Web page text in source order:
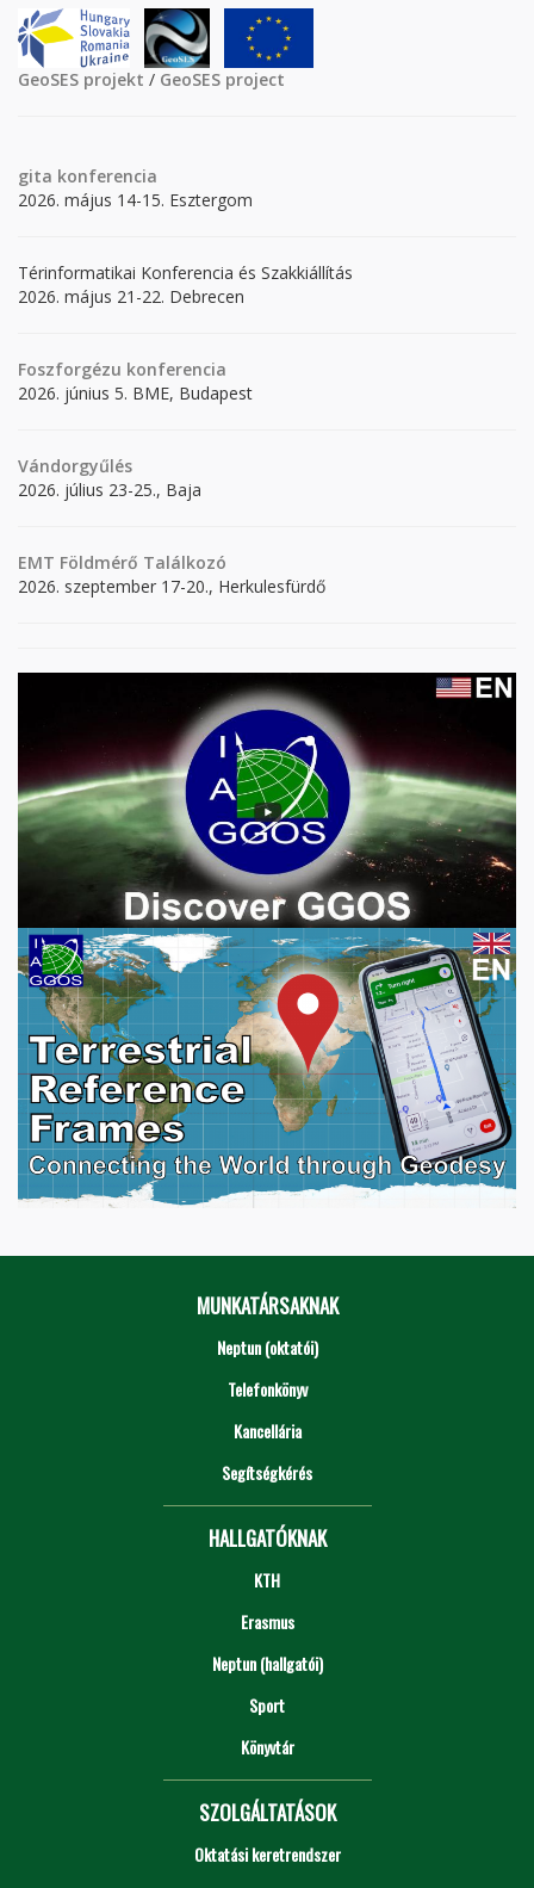
GeoSES projekt / GeoSES project
gita konferencia
2026. május 14-15. Esztergom
Térinformatikai Konferencia és Szakkiállítás
2026. május 21-22. Debrecen
Foszforgézu konferencia
2026. június 5. BME, Budapest
Vándorgyűlés
2026. július 23-25., Baja
EMT Földmérő Találkozó
2026. szeptember 17-20., Herkulesfürdő
MUNKATÁRSAKNAK
Neptun (oktatói)
Telefonkönyv
Kancellária
Segítségkérés
HALLGATÓKNAK
KTH
Erasmus
Neptun (hallgatói)
Sport
Könyvtár
SZOLGÁLTATÁSOK
Oktatási keretrendszer